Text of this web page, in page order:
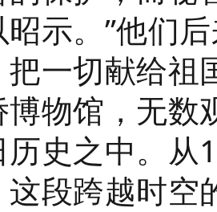
示。”他们
一切献给祖
博物馆，无数
历史之中。从
这段跨越时空